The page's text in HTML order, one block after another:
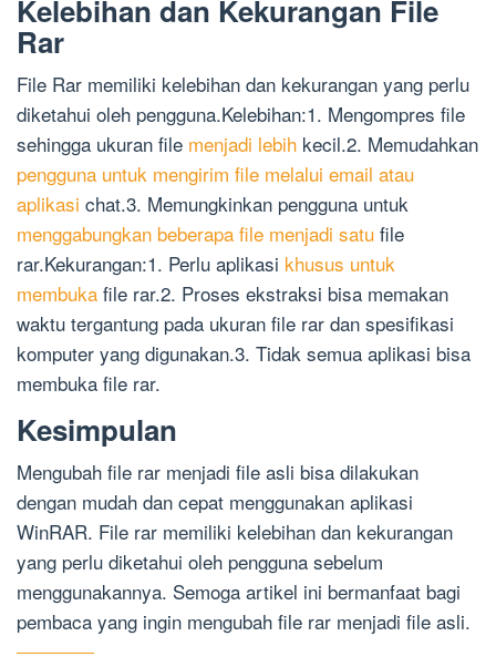
Kelebihan dan Kekurangan File
Rar
File Rar memiliki kelebihan dan kekurangan yang perlu
diketahui oleh pengguna.Kelebihan:1. Mengompres file
sehingga ukuran file menjadi lebih kecil.2. Memudahkan
pengguna untuk mengirim file melalui email atau
aplikasi chat.3. Memungkinkan pengguna untuk
menggabungkan beberapa file menjadi satu file
rar.Kekurangan:1. Perlu aplikasi khusus untuk
membuka file rar.2. Proses ekstraksi bisa memakan
waktu tergantung pada ukuran file rar dan spesifikasi
komputer yang digunakan.3. Tidak semua aplikasi bisa
membuka file rar.
Kesimpulan
Mengubah file rar menjadi file asli bisa dilakukan
dengan mudah dan cepat menggunakan aplikasi
WinRAR. File rar memiliki kelebihan dan kekurangan
yang perlu diketahui oleh pengguna sebelum
menggunakannya. Semoga artikel ini bermanfaat bagi
pembaca yang ingin mengubah file rar menjadi file asli.